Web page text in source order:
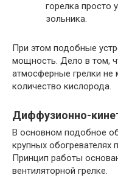
горелка просто
зольника.
При этом подобные
мощность. Дело в том,
атмосферные грелки не
количество кислорода.
Диффузионно-
В основном подобное
крупных обогревателях
Принцип работы
вентиляторной грелке.